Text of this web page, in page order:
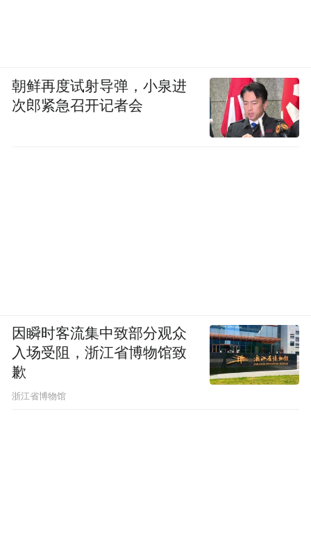
朝鲜再度试射导弹，小泉进
次郎紧急召开记者会
因瞬时客流集中致部分观众
入场受阻，浙江省博物馆致
歉
浙江省博物馆